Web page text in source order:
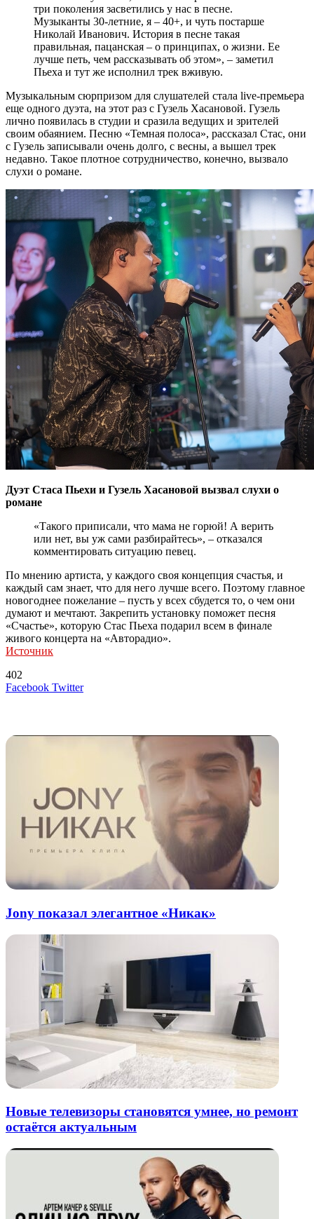
три поколения засветились у нас в песне.
Музыканты 30-летние, я – 40+, и чуть постарше
Николай Иванович. История в песне такая
правильная, пацанская – о принципах, о жизни. Ее
лучше петь, чем рассказывать об этом», – заметил
Пьеха и тут же исполнил трек вживую.
Музыкальным сюрпризом для слушателей стала live-премьера
еще одного дуэта, на этот раз с Гузель Хасановой. Гузель
лично появилась в студии и сразила ведущих и зрителей
своим обаянием. Песню «Темная полоса», рассказал Стас, они
с Гузель записывали очень долго, с весны, а вышел трек
недавно. Такое плотное сотрудничество, конечно, вызвало
слухи о романе.
Дуэт Стаса Пьехи и Гузель Хасановой вызвал слухи о
романе
«Такого приписали, что мама не горюй! А верить
или нет, вы уж сами разбирайтесь», – отказался
комментировать ситуацию певец.
По мнению артиста, у каждого своя концепция счастья, и
каждый сам знает, что для него лучше всего. Поэтому главное
новогоднее пожелание – пусть у всех сбудется то, о чем они
думают и мечтают. Закрепить установку поможет песня
«Счастье», которую Стас Пьеха подарил всем в финале
живого концерта на «Авторадио».
Источник
402
Facebook TwitterLinkedIn
Tumblr
Reddit
Вконтакте
Одноклассники
Skype
Messenger
Messenger
WhatsApp
Telegram
Viber
Line
Поделиться
Печатать
Jony показал элегантное «Никак»
Новые телевизоры становятся умнее, но ремонт
остаётся актуальным